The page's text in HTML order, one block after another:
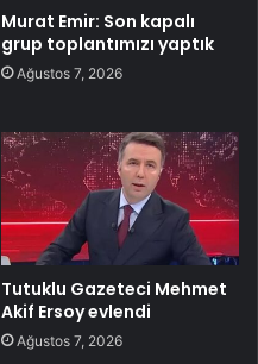
Murat Emir: Son kapalı
grup toplantımızı yaptık
Ağustos 7, 2026
Tutuklu Gazeteci Mehmet
Akif Ersoy evlendi
Ağustos 7, 2026